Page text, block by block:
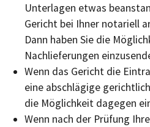
Unterlagen etwas
Gericht bei Ihner notariell
Dann haben Sie die
Nachlieferungen
Wenn das Gericht die
eine abschlägige
die Möglichkeit dagegen
Wenn nach der Prüfung